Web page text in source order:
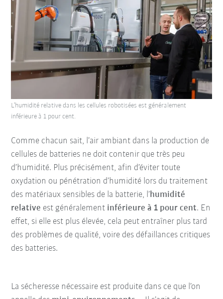
Comme chacun sait, l’air ambiant dans la production de
cellules de batteries ne doit contenir que très peu
d’humidité. Plus précisément, afin d’éviter toute
oxydation ou pénétration d’humidité lors du traitement
des matériaux sensibles de la batterie, l’humidité
relative est généralement inférieure à 1 pour cent. En
effet, si elle est plus élevée, cela peut entraîner plus tard
des problèmes de qualité, voire des défaillances critiques
des batteries.
L’humidité relative dans les cellules robotisées est généralement
inférieure à 1 pour cent.
La sécheresse nécessaire est produite dans ce que l’on